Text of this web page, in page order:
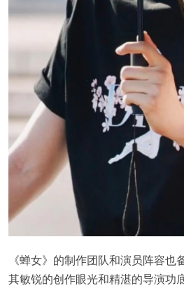
《蝉女》的制作团队和演员阵容
其敏锐的创作眼光和精湛的导演功